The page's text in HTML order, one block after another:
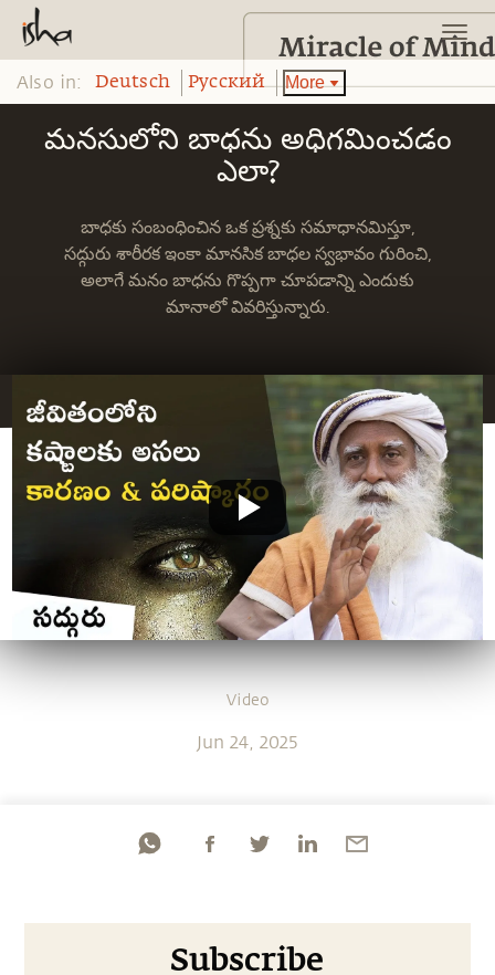
మనసులోని బాధను అధిగమించడం
ఎలా?
బాధకు సంబంధించిన ఒక ప్రశ్నకు సమాధానమిస్తూ,
సద్గురు శారీరక ఇంకా మానసిక బాధల స్వభావం గురించి,
అలాగే మనం బాధను గొప్పగా చూపడాన్ని ఎందుకు
మానాలో వివరిస్తున్నారు.
Video
Jun 24, 2025
Subscribe
Also in: Deutsch Pусский More